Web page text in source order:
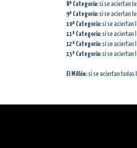
8ª Categoría:si se aciertan
9ª Categoría:si se aciertan
10ª Categoría:si se aciertan
11ª Categoría:si se aciertan
12ª Categoría:si se aciertan
13ª Categoría:si se aciertan
El Millón:si se aciertan todas